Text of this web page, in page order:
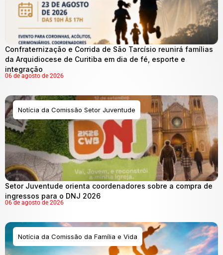
Confraternização e Corrida de São Tarcísio reunirá famílias
da Arquidiocese de Curitiba em dia de fé, esporte e
integração
06 de agosto de 2026
Notícia da Comissão Setor Juventude
Setor Juventude orienta coordenadores sobre a compra de
ingressos para o DNJ 2026
06 de agosto de 2026
Notícia da Comissão da Família e Vida